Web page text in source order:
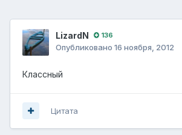
LizardN 136
Опубликовано 16 ноября, 2012
Классный
Цитата